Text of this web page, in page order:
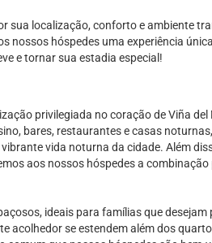
sua localização, conforto e ambiente
nossos hóspedes uma experiência
e tornar sua estadia especial!
privilegiada no coração de Viña del
bares, restaurantes e casas
vida noturna da cidade. Além
aos nossos hóspedes a
ideais para famílias que desejam
acolhedor se estendem além dos